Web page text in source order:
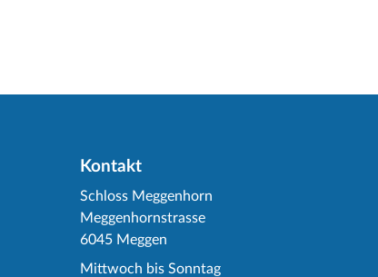
Kontakt
Schloss Meggenhorn
Meggenhornstrasse
6045 Meggen
Mittwoch bis Sonntag